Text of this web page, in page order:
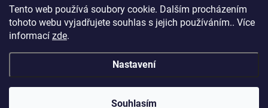
Tento web používá soubory cookie. Dalším procházením
tohoto webu vyjadřujete souhlas s jejich používáním.. Více
informací zde.
Nastavení
Souhlasím
cardstore.cz/
@cardstore.cz/
Cardstore.cz . Všechna práva vyhrazena.